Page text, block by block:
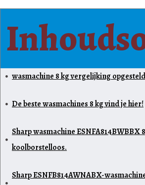
wasmachine 8 kg vergelijking
De beste wasmachines 8 kg vind je hier!
Sharp wasmachine ESNFA814BWBBX
koolborstelloos.
Sharp ESNFB814AWNABX-